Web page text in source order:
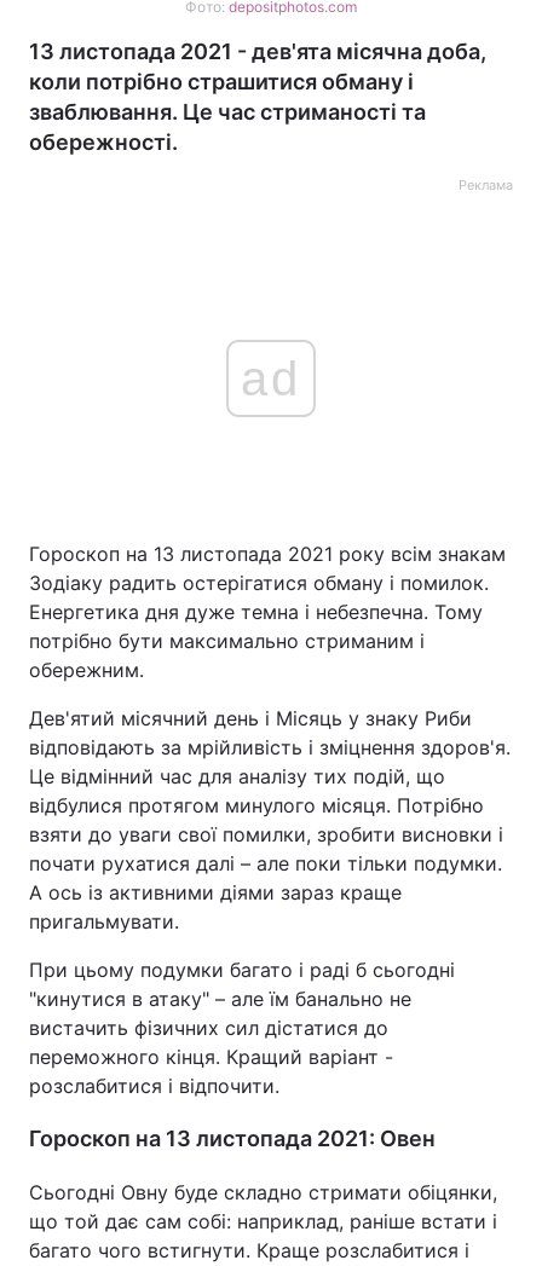
Фото: depositphotos.com
13 листопада 2021 - дев'ята місячна доба,
коли потрібно страшитися обману і
зваблювання. Це час стриманості та
обережності.
Реклама
ad
Гороскоп на 13 листопада 2021 року всім знакам
Зодіаку радить остерігатися обману і помилок.
Енергетика дня дуже темна і небезпечна. Тому
потрібно бути максимально стриманим і
обережним.
Дев'ятий місячний день і Місяць у знаку Риби
відповідають за мрійливість і зміцнення здоров'я.
Це відмінний час для аналізу тих подій, що
відбулися протягом минулого місяця. Потрібно
взяти до уваги свої помилки, зробити висновки і
почати рухатися далі – але поки тільки подумки.
А ось із активними діями зараз краще
пригальмувати.
При цьому подумки багато і раді б сьогодні
"кинутися в атаку" – але їм банально не
вистачить фізичних сил дістатися до
переможного кінця. Кращий варіант -
розслабитися і відпочити.
Гороскоп на 13 листопада 2021: Овен
Сьогодні Овну буде складно стримати обіцянки,
що той дає сам собі: наприклад, раніше встати і
багато чого встигнути. Краще розслабитися і